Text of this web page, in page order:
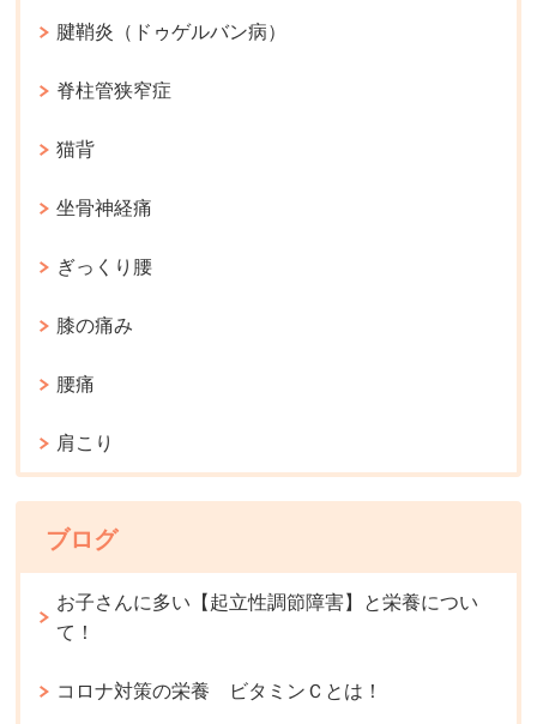
腱鞘炎（ドゥゲルバン病）
脊柱管狭窄症
猫背
坐骨神経痛
ぎっくり腰
膝の痛み
腰痛
肩こり
ブログ
お子さんに多い【起立性調節障害】と栄養につい
て！
コロナ対策の栄養 ビタミンＣとは！